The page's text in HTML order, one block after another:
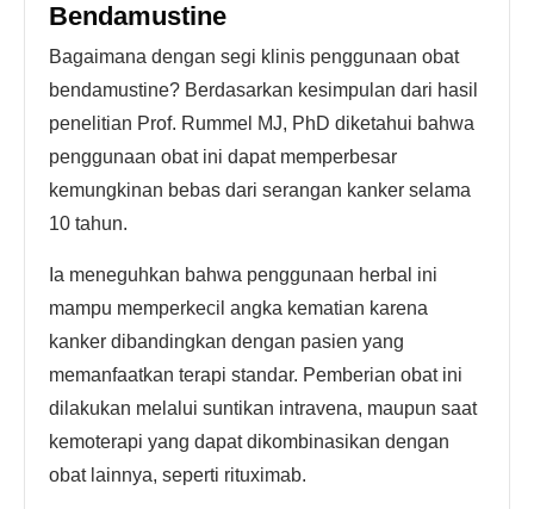
Bendamustine
Bagaimana dengan segi klinis penggunaan obat
bendamustine? Berdasarkan kesimpulan dari hasil
penelitian Prof. Rummel MJ, PhD diketahui bahwa
penggunaan obat ini dapat memperbesar
kemungkinan bebas dari serangan kanker selama
10 tahun.
Ia meneguhkan bahwa penggunaan herbal ini
mampu memperkecil angka kematian karena
kanker dibandingkan dengan pasien yang
memanfaatkan terapi standar. Pemberian obat ini
dilakukan melalui suntikan intravena, maupun saat
kemoterapi yang dapat dikombinasikan dengan
obat lainnya, seperti rituximab.